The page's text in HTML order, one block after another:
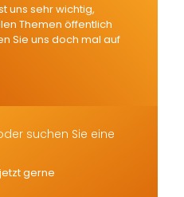
uns sehr wichtig,
Themen öffentlich
Sie uns doch mal auf
suchen Sie eine
gerne